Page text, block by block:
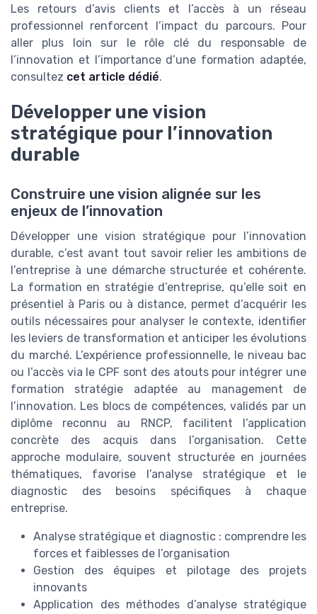
Les retours d’avis clients et l’accès à un réseau
professionnel renforcent l’impact du parcours. Pour
aller plus loin sur le rôle clé du responsable de
l’innovation et l’importance d’une formation adaptée,
consultez cet article dédié.
Développer une vision
stratégique pour l’innovation
durable
Construire une vision alignée sur les
enjeux de l’innovation
Développer une vision stratégique pour l’innovation
durable, c’est avant tout savoir relier les ambitions de
l’entreprise à une démarche structurée et cohérente.
La formation en stratégie d’entreprise, qu’elle soit en
présentiel à Paris ou à distance, permet d’acquérir les
outils nécessaires pour analyser le contexte, identifier
les leviers de transformation et anticiper les évolutions
du marché. L’expérience professionnelle, le niveau bac
ou l’accès via le CPF sont des atouts pour intégrer une
formation stratégie adaptée au management de
l’innovation. Les blocs de compétences, validés par un
diplôme reconnu au RNCP, facilitent l’application
concrète des acquis dans l’organisation. Cette
approche modulaire, souvent structurée en journées
thématiques, favorise l’analyse stratégique et le
diagnostic des besoins spécifiques à chaque
entreprise.
Analyse stratégique et diagnostic : comprendre les
forces et faiblesses de l’organisation
Gestion des équipes et pilotage des projets
innovants
Application des méthodes d’analyse stratégique